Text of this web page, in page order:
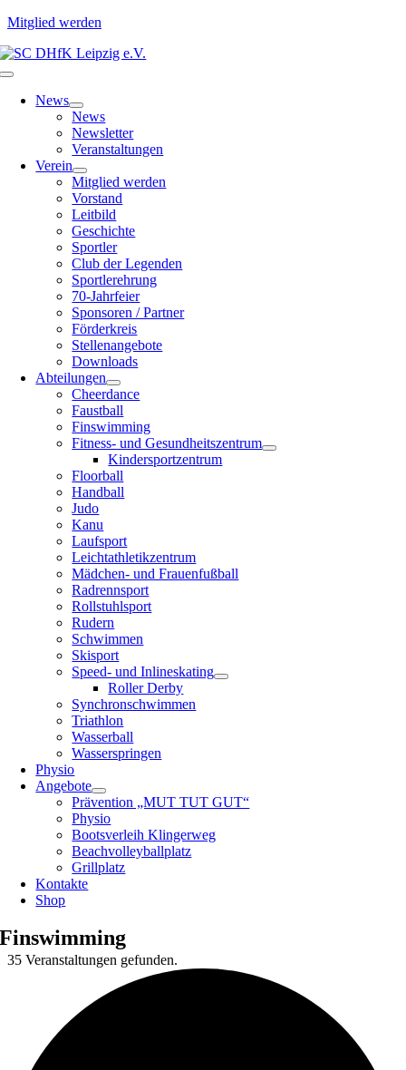
Mitglied werden
Zum
Inhalt
Toggle
NavigationNews
News
Newsletter
Veranstaltungen
Verein
Mitglied werden
Vorstand
Leitbild
Geschichte
Sportler
Club der Legenden
Sportlerehrung
70-Jahrfeier
Sponsoren / Partner
Förderkreis
Stellenangebote
Downloads
Abteilungen
Cheerdance
Faustball
Finswimming
Fitness- und Gesundheitszentrum
Kindersportzentrum
Floorball
Handball
Judo
Kanu
Laufsport
Leichtathletikzentrum
Mädchen- und Frauenfußball
Radrennsport
Rollstuhlsport
Rudern
Schwimmen
Skisport
Speed- und Inlineskating
Roller Derby
Synchronschwimmen
Triathlon
Wasserball
Wasserspringen
Physio
Angebote
Prävention „MUT TUT GUT“
Physio
Bootsverleih Klingerweg
Beachvolleyballplatz
Grillplatz
Kontakte
Shop
Finswimming
35 Veranstaltungen gefunden.